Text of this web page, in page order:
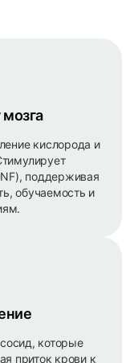
кислорода и
поддерживая
обучаемость и
которые
приток крови к